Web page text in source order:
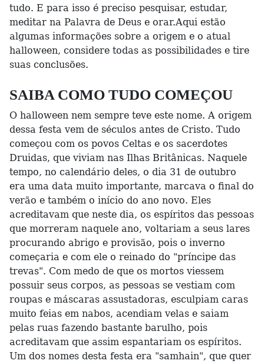
tudo. E para isso é preciso pesquisar, estudar,
meditar na Palavra de Deus e orar.Aqui estão
algumas informações sobre a origem e o atual
halloween, considere todas as possibilidades e tire
suas conclusões.
SAIBA COMO TUDO COMEÇOU
O halloween nem sempre teve este nome. A origem
dessa festa vem de séculos antes de Cristo. Tudo
começou com os povos Celtas e os sacerdotes
Druidas, que viviam nas Ilhas Britânicas. Naquele
tempo, no calendário deles, o dia 31 de outubro
era uma data muito importante, marcava o final do
verão e também o início do ano novo. Eles
acreditavam que neste dia, os espíritos das pessoas
que morreram naquele ano, voltariam a seus lares
procurando abrigo e provisão, pois o inverno
começaria e com ele o reinado do "príncipe das
trevas". Com medo de que os mortos viessem
possuir seus corpos, as pessoas se vestiam com
roupas e máscaras assustadoras, esculpiam caras
muito feias em nabos, acendiam velas e saiam
pelas ruas fazendo bastante barulho, pois
acreditavam que assim espantariam os espíritos.
Um dos nomes desta festa era "samhain", que quer